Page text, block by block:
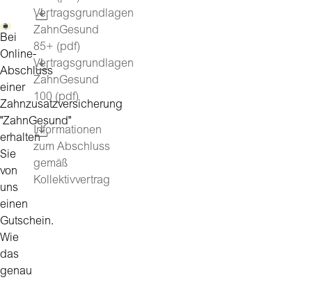
Bei
Online-
Abschluss
einer
Zahnzusatzversicherung
"ZahnGesund"
erhalten
Sie
von
uns
einen
Gutschein.
Wie
das
genau
Vertragsgrundlagen
ZahnGesund
85+ (pdf)
Vertragsgrundlagen
ZahnGesund
100 (pdf)
Informationen
zum Abschluss
gemäß
Kollektivvertrag